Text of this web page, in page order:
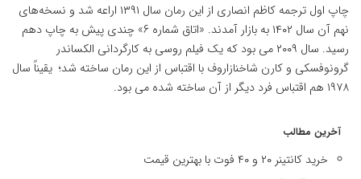
چاپ اول ترجمه کاظم انصاری از این رمان سال ۱۳۹۱ اراعه شد و نسخه‌های
نهم آن سال ۱۴۰۲ به بازار آمدند. «اتاق شماره ۶» چندی پیش به چاپ دهم
رسید. سال ۲۰۰۹ می بود که یک فیلم روسی به کارگردانی الکساندر
گرونوفسکی و کارن شاخنازاروف با اقتباس از این رمان ساخته شد؛ یقیناً سال
۱۹۷۸ هم اقتباس فرد دیگر از آن ساخته شده می بود.
آخرین مطالب
خرید کانتینر ۲۰ و ۴۰ فوت با بهترین قیمت